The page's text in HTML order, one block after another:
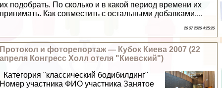
их подобрать. По сколько и в какой период времени их
принимать. Как совместить с остальными добавками....
26 07 2026 4:25:26
Протокол и фоторепортаж — Кубок Киева 2007 (22
апреля Конгресс Холл отеля "Киевский")
Категория "классический бодибилдинг"
Номер участника ФИО участника Занятое